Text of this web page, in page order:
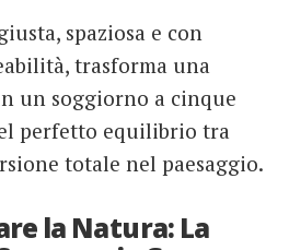
spaziosa e con
trasforma una
un soggiorno a cinque
perfetto equilibrio tra
totale nel paesaggio.
la Natura: La